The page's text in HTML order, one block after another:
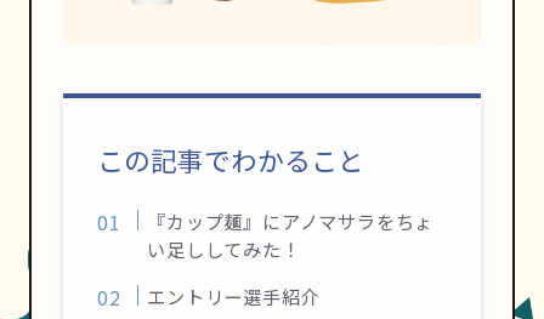
この記事でわかること
『カップ麺』にアノマサラをちょ
い足ししてみた！
エントリー選手紹介